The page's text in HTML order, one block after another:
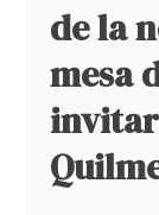
de la
mesa
invitar